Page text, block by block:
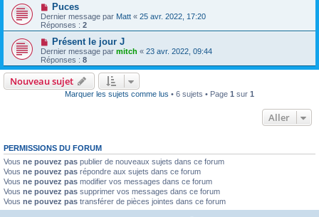
Puces
Dernier message par Matt « 25 avr. 2022, 17:20
Réponses : 2
Présent le jour J
Dernier message par mitch « 23 avr. 2022, 09:44
Réponses : 8
Nouveau sujet
Marquer les sujets comme lus • 6 sujets • Page 1 sur 1
Aller
PERMISSIONS DU FORUM
Vous ne pouvez pas publier de nouveaux sujets dans ce forum
Vous ne pouvez pas répondre aux sujets dans ce forum
Vous ne pouvez pas modifier vos messages dans ce forum
Vous ne pouvez pas supprimer vos messages dans ce forum
Vous ne pouvez pas transférer de pièces jointes dans ce forum